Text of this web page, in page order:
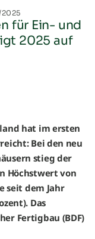
2025
für Ein- und
2025 auf
hat im ersten
Bei den neu
stieg der
Höchstwert von
seit dem Jahr
Das
Fertigbau (BDF)